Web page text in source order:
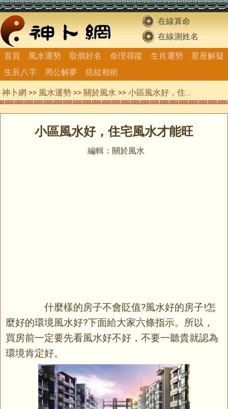
在線算命
在線測姓名
首頁
風水運勢 取個好名 命理尋蹤 生肖運勢
星座解疑
生辰八字
周公解夢 痣紋相術
神卜網 >> 風水運勢 >> 關於風水 >> 小區風水好，住宅風水才能旺
小區風水好，住宅風水才能旺
編輯：關於風水
什麼樣的房子不會貶值?風水好的房子!怎
麼好的環境風水好?下面給大家六條指示。所以，
買房前一定要先看風水好不好，不要一聽貴就認為
環境肯定好。